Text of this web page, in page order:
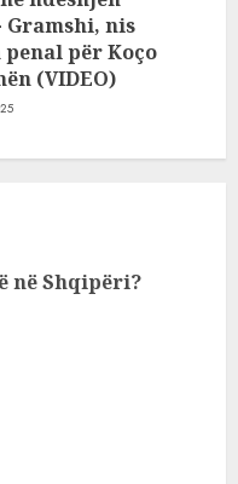
nis
për Koço
(VIDEO)
në Shqipëri?